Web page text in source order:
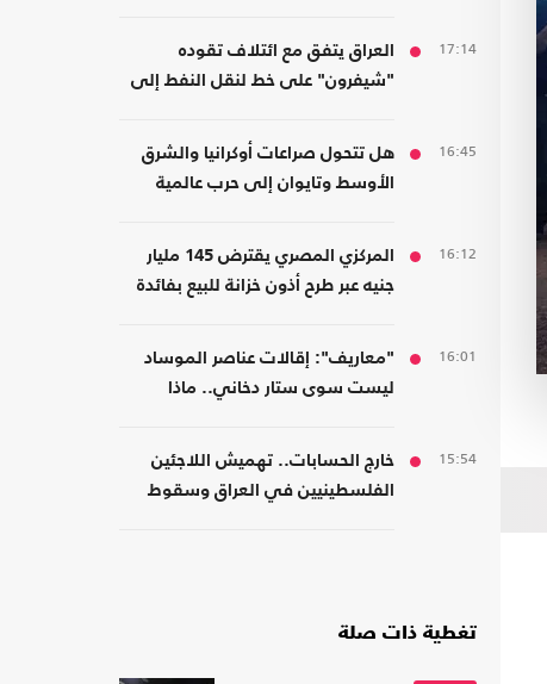
17:14
العراق يتفق مع ائتلاف تقوده
"شيفرون" على خط لنقل النفط إلى
16:45
هل تتحول صراعات أوكرانيا والشرق
الأوسط وتايوان إلى حرب عالمية
16:12
المركزي المصري يقترض 145 مليار
جنيه عبر طرح أذون خزانة للبيع بفائدة
16:01
"معاريف": إقالات عناصر الموساد
ليست سوى ستار دخاني.. ماذا
15:54
خارج الحسابات.. تهميش اللاجئين
الفلسطينيين في العراق وسقوط
تغطية ذات صلة